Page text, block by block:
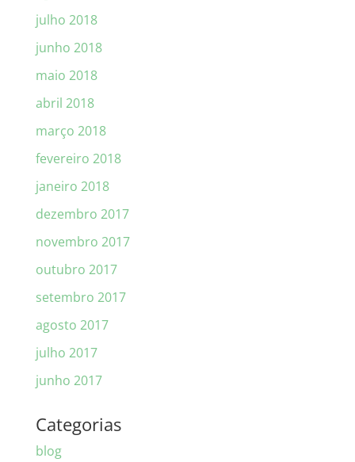
julho 2018
junho 2018
maio 2018
abril 2018
março 2018
fevereiro 2018
janeiro 2018
dezembro 2017
novembro 2017
outubro 2017
setembro 2017
agosto 2017
julho 2017
junho 2017
Categorias
blog